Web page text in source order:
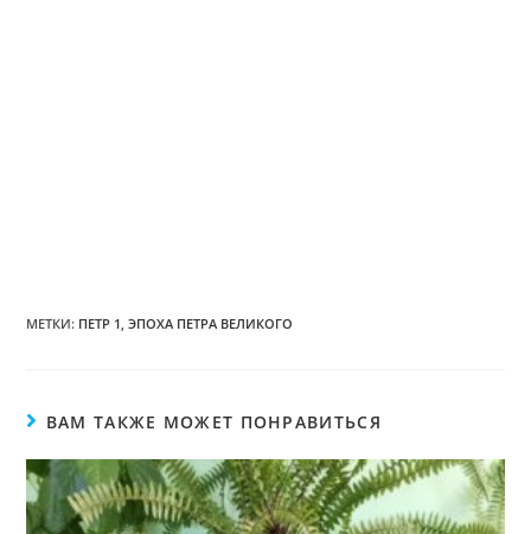
МЕТКИ: ПЕТР 1 ЭПОХА ПЕТРА ВЕЛИКОГО
ВАМ ТАКЖЕ МОЖЕТ ПОНРАВИТЬСЯ